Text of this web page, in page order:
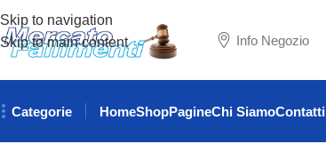
Skip to navigation
Skip to main content
Info Negozio
Categorie HomeShopPagineChi SiamoContatti